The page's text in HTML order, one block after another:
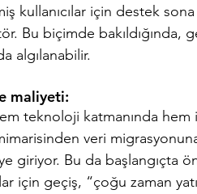
kullanıcılar için destek
Bu biçimde bakıldığında,
algılanabilir.
maliyeti:
teknoloji katmanında hem
veri
giriyor. Bu da başlangıçta
için geçiş, “çoğu zaman